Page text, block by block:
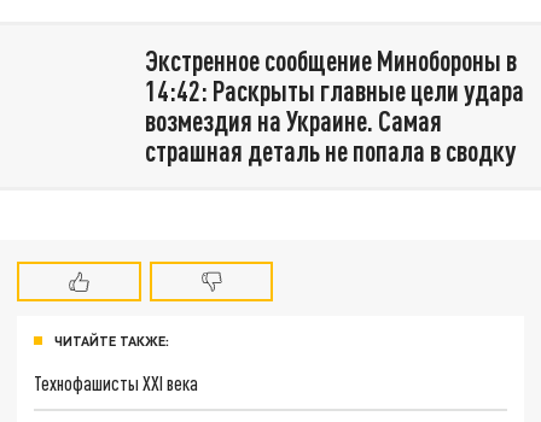
Экстренное сообщение Минобороны в
14:42: Раскрыты главные цели удара
возмездия на Украине. Самая
страшная деталь не попала в сводку
ЧИТАЙТЕ ТАКЖЕ:
Технофашисты XXI века